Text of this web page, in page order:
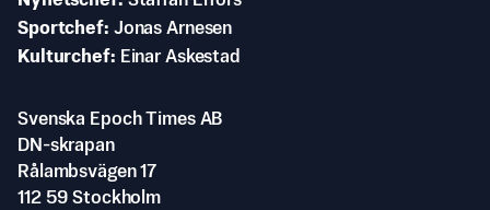
Sportchef Jonas Arnesen
Kulturchef
Einar Askestad
Svenska Epoch Times AB
DN-skrapan
Rålambsvägen 17
112 59 Stockholm